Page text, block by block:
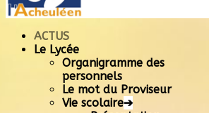
ACTUS
Le Lycée
Organigramme des
personnels
Le mot du Proviseur
Vie scolaire➔